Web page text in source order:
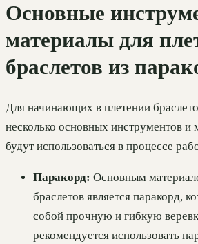
Основные
материалы для
браслетов из
Для начинающих в плетении
несколько основных инструментов и
будут использоваться в процессе
Паракорд: Основным
браслетов является паракорд,
собой прочную и гибкую
рекомендуется использовать